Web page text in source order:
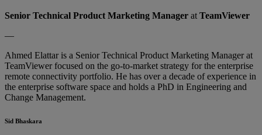
Senior Technical Product Marketing Manager at TeamViewer
—
Ahmed Elattar is a Senior Technical Product Marketing Manager at
TeamViewer focused on the go-to-market strategy for the enterprise
remote connectivity portfolio. He has over a decade of experience in
the enterprise software space and holds a PhD in Engineering and
Change Management.
Sid Bhaskara